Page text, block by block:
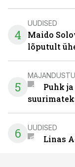
4
UUDISED
Maido
lõputult
5
Puhk
6 UUDISED
Linas